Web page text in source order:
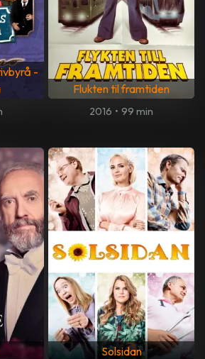
-
Flukten til framtiden
2016 • 99 min
Solsidan